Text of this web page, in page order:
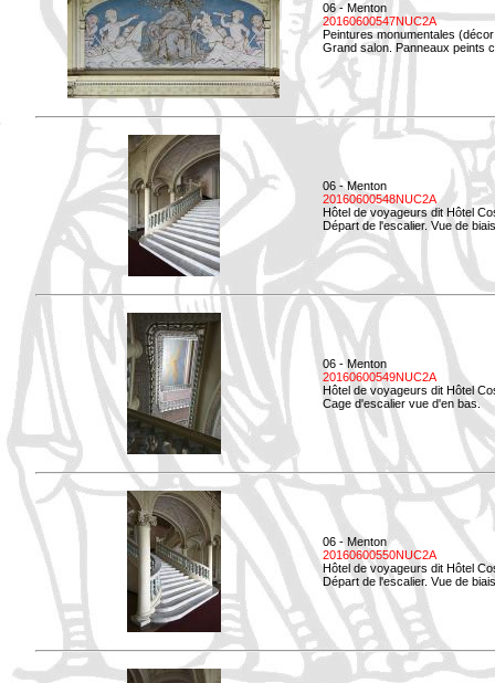
06 - Menton
20160600547NUC2A
Peintures monumentales
Grand salon. Panneaux peints
06 - Menton
20160600548NUC2A
Hôtel de voyageurs dit Hôtel
Départ de l'escalier. Vue de
06 - Menton
20160600549NUC2A
Hôtel de voyageurs dit Hôtel
Cage d'escalier vue d'en bas.
06 - Menton
20160600550NUC2A
Hôtel de voyageurs dit Hôtel
Départ de l'escalier. Vue de